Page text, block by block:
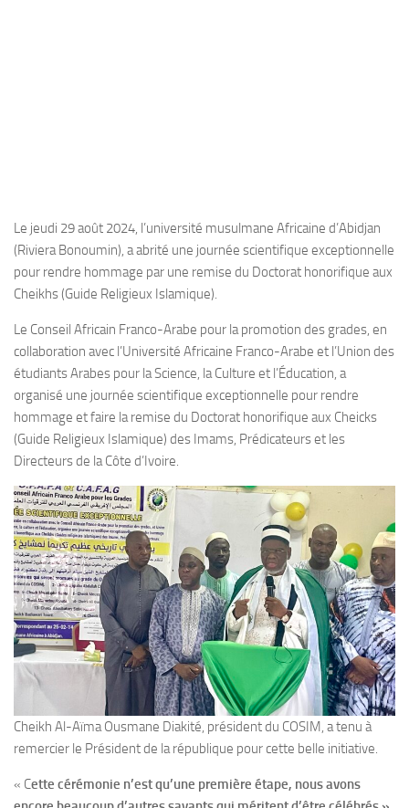
Le jeudi 29 août 2024, l’université musulmane Africaine d’Abidjan
(Riviera Bonoumin), a abrité une journée scientifique exceptionnelle
pour rendre hommage par une remise du Doctorat honorifique aux
Cheikhs (Guide Religieux Islamique).
Le Conseil Africain Franco-Arabe pour la promotion des grades, en
collaboration avec l’Université Africaine Franco-Arabe et l’Union des
étudiants Arabes pour la Science, la Culture et l’Éducation, a
organisé une journée scientifique exceptionnelle pour rendre
hommage et faire la remise du Doctorat honorifique aux Cheicks
(Guide Religieux Islamique) des Imams, Prédicateurs et les
Directeurs de la Côte d’Ivoire.
Cheikh Al-Aïma Ousmane Diakité, président du COSIM, a tenu à
remercier le Président de la république pour cette belle initiative.
« Cette cérémonie n’est qu’une première étape, nous avons